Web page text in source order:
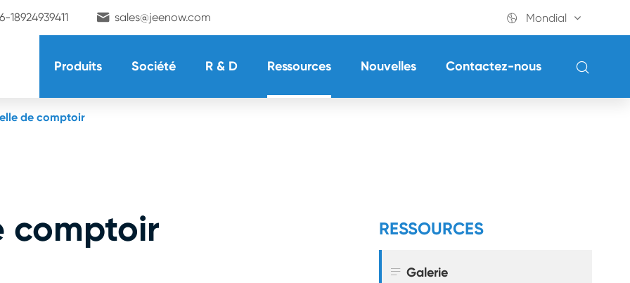
18924939411  sales@jeenow.com  Mondial
Produits Société R & D Ressources Nouvelles Contactez-nous 
de comptoir
comptoir RESSOURCES
Galerie